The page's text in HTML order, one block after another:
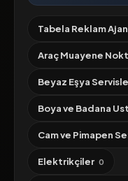
Tabela Reklam
Araç Muayene
Beyaz Eşya
Boya ve Badana
Cam ve Pimapen
Elektrikçiler 0